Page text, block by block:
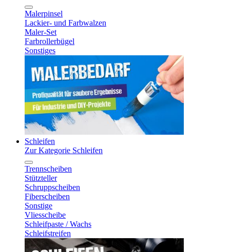
Malerpinsel
Lackier- und Farbwalzen
Maler-Set
Farbrollerbügel
Sonstiges
Schleifen
Zur Kategorie Schleifen
Trennscheiben
Stützteller
Schruppscheiben
Fiberscheiben
Sonstige
Vliesscheibe
Schleifpaste / Wachs
Schleifstreifen